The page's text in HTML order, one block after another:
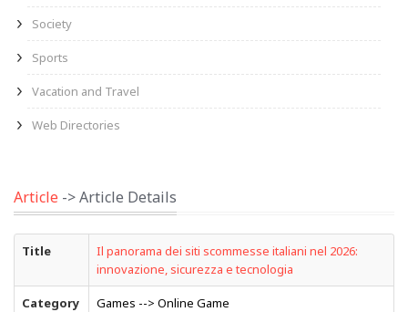
Society
Sports
Vacation and Travel
Web Directories
Article -> Article Details
Title
Il panorama dei siti scommesse italiani nel 2026:
innovazione, sicurezza e tecnologia
Category Games --> Online Game